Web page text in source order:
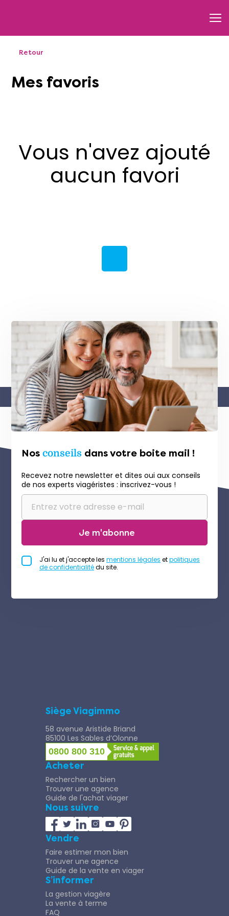
Retour
Mes favoris
Vous n'avez ajouté
aucun favori
Nos conseils dans votre boite mail !
Recevez notre newsletter et dites oui aux conseils
de nos experts viagéristes : inscrivez-vous !
Je m'abonne
J'ai lu et j'accepte les mentions légales etpolitiques
de confidentialitédu site.
Siège Viagimmo
58 avenue Aristide Briand
85100 Les Sables d’Olonne
0800 800 310
Acheter
Rechercher un bien
Trouver une agence
Guide de l'achat viager
Nous suivre
Vendre
Faire estimer mon bien
Trouver une agence
Guide de la vente en viager
S’informer
La gestion viagère
La vente à terme
FAQ